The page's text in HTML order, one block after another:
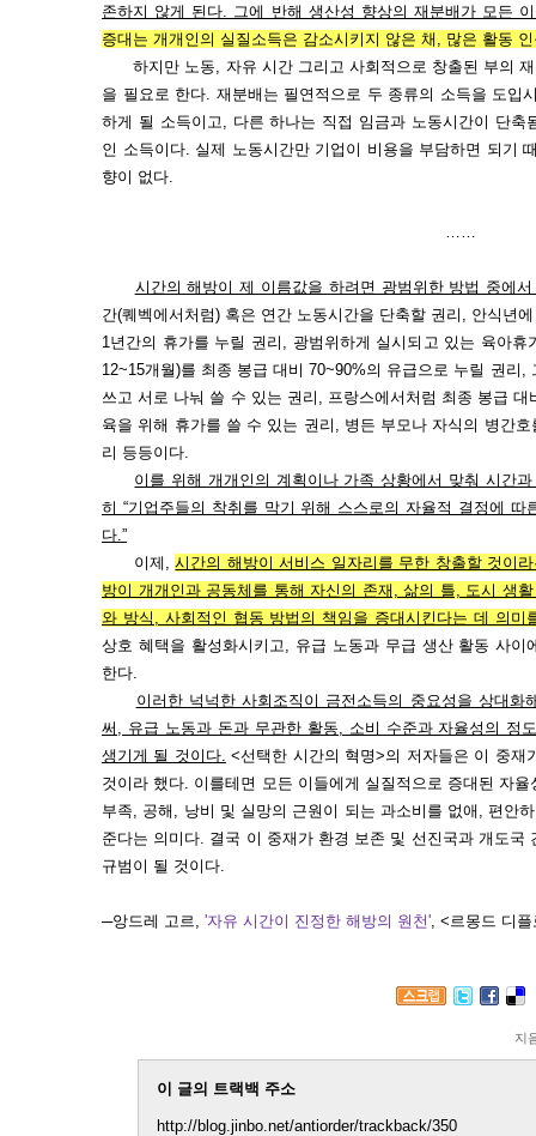
존하지 않게 된다. 그에 반해 생산성 향상의 재분배가 모든
증대는 개개인의 실질소득은 감소시키지 않은 채, 많은 활동
하지만 노동, 자유 시간 그리고 사회적으로 창출된 부의 재
을 필요로 한다. 재분배는 필연적으로 두 종류의 소득을 도입
하게 될 소득이고, 다른 하나는 직접 임금과 노동시간이 단축
인 소득이다. 실제 노동시간만 기업이 비용을 부담하면 되기
향이 없다.
시간의 해방이 제 이름값을 하려면 광범위한 방법 중에
간(퀘벡에서처럼) 혹은 연간 노동시간을 단축할 권리, 안식년
1년간의 휴가를 누릴 권리, 광범위하게 실시되고 있는 육아휴
12~15개월)를 최종 봉급 대비 70~90%의 유급으로 누릴 권리
쓰고 서로 나눠 쓸 수 있는 권리, 프랑스에서처럼 최종 봉급
육을 위해 휴가를 쓸 수 있는 권리, 병든 부모나 자식의 병간
리 등등이다.
이를 위해 개개인의 계획이나 가족 상황에서 맞춰 시간
히 “기업주들의 착취를 막기 위해 스스로의 자율적 결정에
다.”
이제,시간의 해방이 서비스 일자리를 무한 창출할 것이
방이 개개인과 공동체를 통해 자신의 존재, 삶의 틀, 도시 생
와 방식, 사회적인 협동 방법의 책임을 증대시킨다는 데 의미
상호 혜택을 활성화시키고, 유급 노동과 무급 생산 활동 사이
한다.
이러한 넉넉한 사회조직이 금전소득의 중요성을 상대
써, 유급 노동과 돈과 무관한 활동, 소비 수준과 자율성의 정도
생기게 될 것이다. <선택한 시간의 혁명>의 저자들은 이 중재
것이라 했다. 이를테면 모든 이들에게 실질적으로 증대된 자
부족, 공해, 낭비 및 실망의 근원이 되는 과소비를 없애, 편안
준다는 의미다. 결국 이 중재가 환경 보존 및 선진국과 개도국
규범이 될 것이다.
─앙드레 고르, '자유 시간이 진정한 해방의 원천' , <르몽드 디
지
이 글의 트랙백 주소
http://blog.jinbo.net/antiorder/trackback/350